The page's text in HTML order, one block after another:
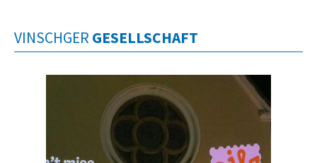
VINSCHGER GESELLSCHAFT